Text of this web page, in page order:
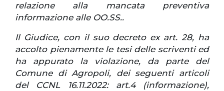
relazione alla mancata preventiva
informazione alle OO.SS..
Il Giudice, con il suo decreto ex art. 28, ha
accolto pienamente le tesi delle scriventi ed
ha appurato la violazione, da parte del
Comune di Agropoli, dei seguenti articoli
del CCNL 16.11.2022: art.4 (informazione),